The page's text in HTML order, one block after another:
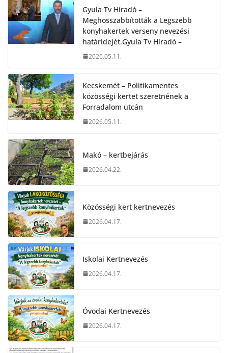
Gyula Tv Híradó –
Meghosszabbították a Legszebb
konyhakertek verseny nevezési
határidejét.Gyula Tv Híradó –
2026.05.11.
Kecskemét – Politikamentes
közösségi kertet szeretnének a
Forradalom utcán
2026.05.11.
Makó – kertbejárás
2026.04.22.
Közösségi kert kertnevezés
2026.04.17.
Iskolai Kertnevezés
2026.04.17.
Óvodai Kertnevezés
2026.04.17.